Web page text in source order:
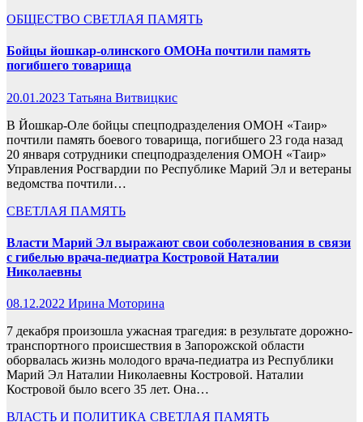
ОБЩЕСТВО СВЕТЛАЯ ПАМЯТЬ
Бойцы йошкар-олинского ОМОНа почтили память
погибшего товарища
20.01.2023 Татьяна Витвицкис
В Йошкар-Оле бойцы спецподразделения ОМОН «Таир»
почтили память боевого товарища, погибшего 23 года назад
20 января сотрудники спецподразделения ОМОН «Таир»
Управления Росгвардии по Республике Марий Эл и ветераны
ведомства почтили…
СВЕТЛАЯ ПАМЯТЬ
Власти Марий Эл выражают свои соболезнования в связи
c гибелью врача-педиатра Костровой Наталии
Николаевны
08.12.2022 Ирина Моторина
7 декабря произошла ужасная трагедия: в результате дорожно-
транспортного происшествия в Запорожской области
оборвалась жизнь молодого врача-педиатра из Республики
Марий Эл Наталии Николаевны Костровой. Наталии
Костровой было всего 35 лет. Она…
ВЛАСТЬ И ПОЛИТИКА СВЕТЛАЯ ПАМЯТЬ